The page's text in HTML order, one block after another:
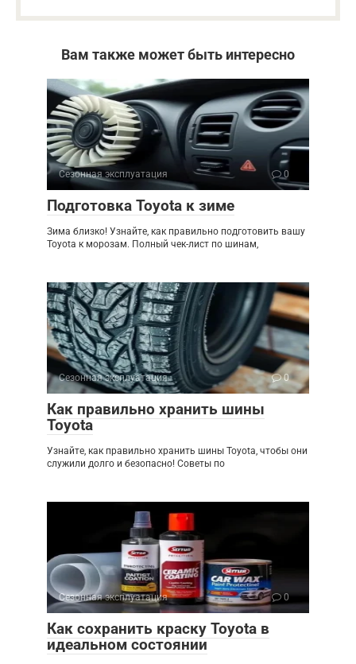
Вам также может быть интересно
Сезонная эксплуатация 0
Подготовка Toyota к зиме
Зима близко! Узнайте, как правильно подготовить вашу
Toyota к морозам. Полный чек-лист по шинам,
Сезонная эксплуатация 0
Как правильно хранить шины
Toyota
Узнайте, как правильно хранить шины Toyota, чтобы они
служили долго и безопасно! Советы по
Сезонная эксплуатация 0
Как сохранить краску Toyota в
идеальном состоянии